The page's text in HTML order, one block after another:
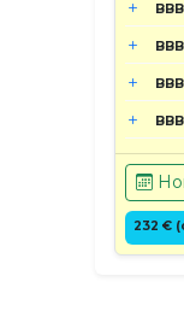
232 €